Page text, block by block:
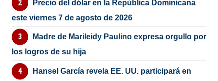
Precio del dólar en la República Dominicana
este viernes 7 de agosto de 2026
Madre de Marileidy Paulino expresa orgullo por
los logros de su hija
Hansel García revela EE. UU. participará en